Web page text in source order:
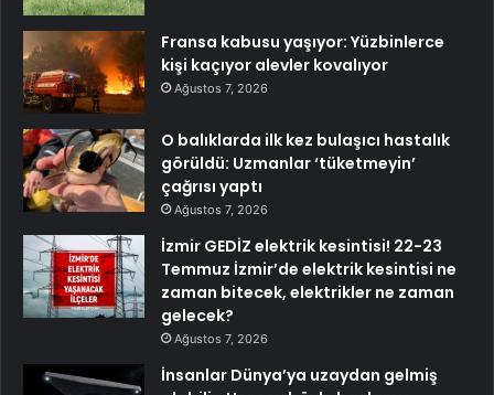
Fransa kabusu yaşıyor: Yüzbinlerce
kişi kaçıyor alevler kovalıyor
Ağustos 7, 2026
O balıklarda ilk kez bulaşıcı hastalık
görüldü: Uzmanlar ‘tüketmeyin’
çağrısı yaptı
Ağustos 7, 2026
İzmir GEDİZ elektrik kesintisi! 22-23
Temmuz İzmir’de elektrik kesintisi ne
zaman bitecek, elektrikler ne zaman
gelecek?
Ağustos 7, 2026
İnsanlar Dünya’ya uzaydan gelmiş